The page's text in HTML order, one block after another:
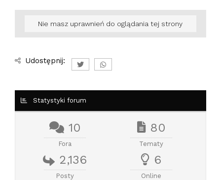
Nie masz uprawnień do oglądania tej strony
Udostępnij:
Statystyki forum
10
Fora
80
Tematy
2,136
Posty
6
Online